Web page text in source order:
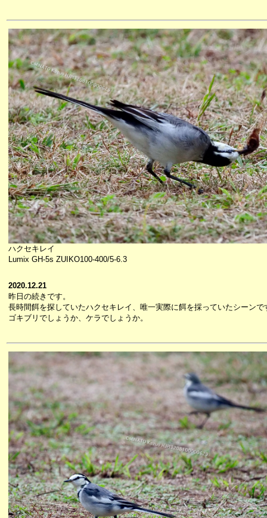
ハクセキレイ
Lumix GH-5s ZUIKO100-400/5-6.3
2020.12.21
昨日の続きです。
長時間餌を探していたハクセキレイ、唯一実際に餌を採っていたシーンで
ゴキブリでしょうか、ケラでしょうか。